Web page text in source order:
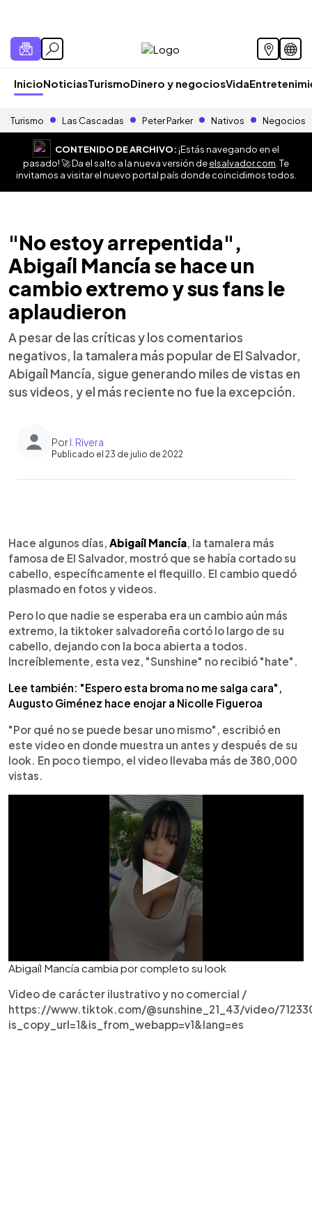
InicioNoticiasTurismoDinero y negociosVida
Turismo Las Cascadas Peter Parker Nativos Negocios
CONTENIDO DE ARCHIVO:¡Estás navegando en el
pasado! 🚀 Da el salto a la nueva versión deelsalvador.com . Te
invitamos a visitar el nuevo portal país donde coincidimos todos.
"No estoy arrepentida",
Abigaíl Mancía se hace un
cambio extremo y sus fans le
aplaudieron
A pesar de las críticas y los comentarios
negativos, la tamalera más popular de El Salvador,
Abigaíl Mancía, sigue generando miles de vistas en
sus videos, y el más reciente no fue la excepción.
PorI. Rivera
Publicado el 23 de julio de 2022
► Escuchar artículo
Hace algunos días, Abigaíl Mancía, la tamalera más
famosa de El Salvador, mostró que se había cortado su
cabello, específicamente el flequillo. El cambio quedó
plasmado en fotos y videos.
Pero lo que nadie se esperaba era un cambio aún más
extremo, la tiktoker salvadoreña cortó lo largo de su
cabello, dejando con la boca abierta a todos.
Increíblemente, esta vez, "Sunshine" no recibió "hate".
Lee también: "Espero esta broma no me salga cara",
Augusto Giménez hace enojar a Nicolle Figueroa
"Por qué no se puede besar uno mismo", escribió en
este video en donde muestra un antes y después de su
look. En poco tiempo, el video llevaba más de 380,000
vistas.
Abigaíl Mancía cambia por completo su look
Video de carácter ilustrativo y no comercial /
https://www.tiktok.com/@sunshine_21_43/video/
is_copy_url=1&is_from_webapp=v1&lang=es